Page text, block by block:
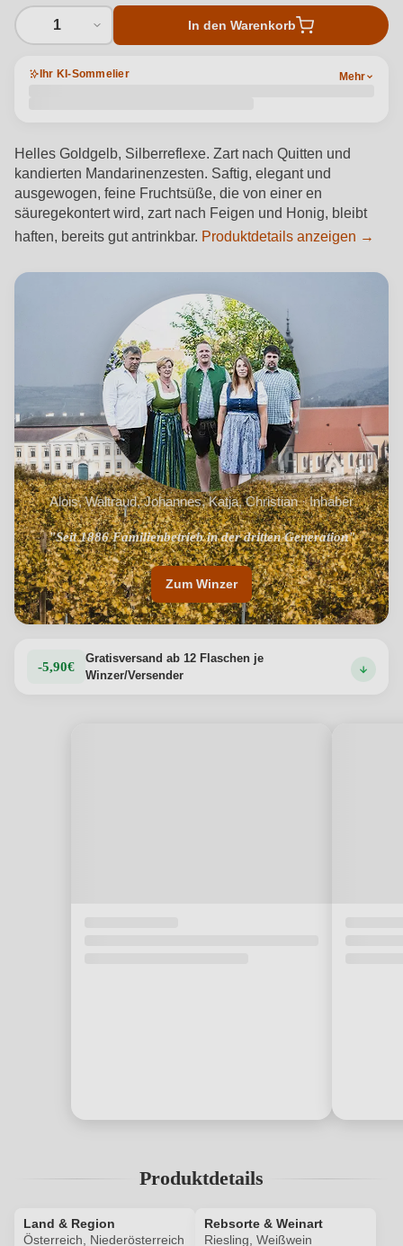
1 In den Warenkorb
Ihr KI-Sommelier Mehr
Helles Goldgelb, Silberreflexe. Zart nach Quitten und
kandierten Mandarinenzesten. Saftig, elegant und
ausgewogen, feine Fruchtsüße, die von einer en
säuregekontert wird, zart nach Feigen und Honig, bleibt
haften, bereits gut antrinkbar. Produktdetails anzeigen →
Alois, Waltraud, Johannes, Katja, Christian · Inhaber
"Seit 1886 Familienbetrieb in der dritten Generation"
"Regionstypische Sorten mit besonderer Note"
Zum Winzer
-5,90€
Gratisversand ab 12 Flaschen je
Winzer/Versender
Produktdetails
Land & Region
Österreich, Niederösterreich
Rebsorte & Weinart
Riesling, Weißwein